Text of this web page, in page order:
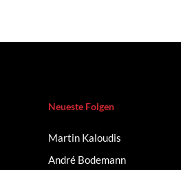
Neueste Folgen
Martin Kaloudis
André Bodemann